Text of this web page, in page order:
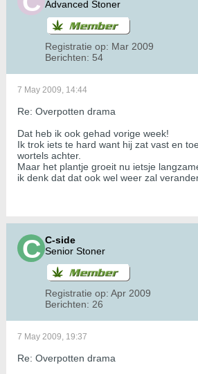
Advanced Stoner
Registratie op: Mar 2009
Berichten: 54
7 May 2009, 14:44
Re: Overpotten drama
Dat heb ik ook gehad vorige week!
Ik trok iets te hard want hij zat vast en
wortels achter.
Maar het plantje groeit nu ietsje
ik denk dat dat ook wel weer zal
C-side
Senior Stoner
Registratie op: Apr 2009
Berichten: 26
7 May 2009, 19:37
Re: Overpotten drama